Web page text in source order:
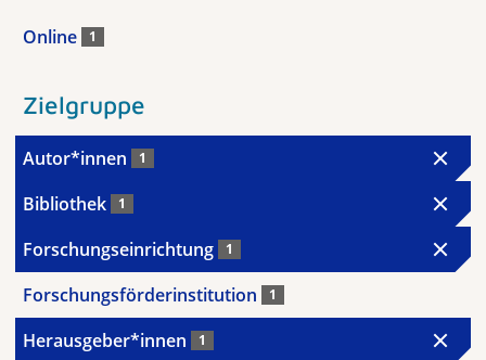
Online 1
Zielgruppe
Autor*innen 1
Bibliothek 1
Forschungseinrichtung 1
Forschungsförderinstitution 1
Herausgeber*innen 1